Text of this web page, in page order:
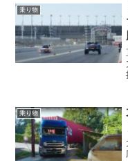
乗り物
乗り物